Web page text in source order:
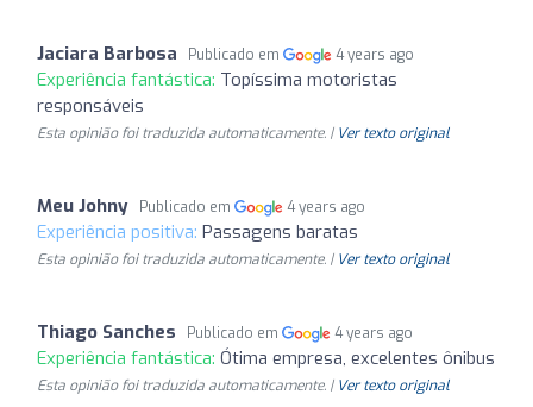
Jaciara Barbosa Publicado em 4 years ago
Experiência fantástica: Topíssima motoristas
responsáveis
Esta opinião foi traduzida automaticamente. | Ver texto original
Meu Johny Publicado em 4 years ago
Experiência positiva: Passagens baratas
Esta opinião foi traduzida automaticamente. | Ver texto original
Thiago Sanches Publicado em 4 years ago
Experiência fantástica: Ótima empresa, excelentes ônibus
Esta opinião foi traduzida automaticamente. | Ver texto original